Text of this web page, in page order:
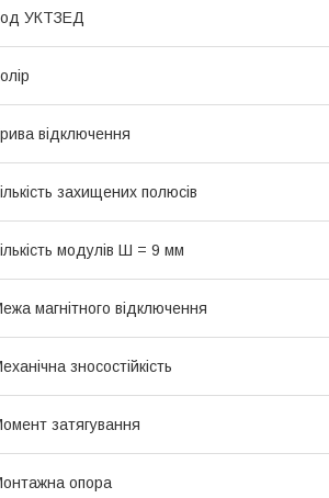
УКТЗЕД
відключення
захищених полюсів
модулів Ш = 9 мм
магнітного відключення
зносостійкість
затягування
опора